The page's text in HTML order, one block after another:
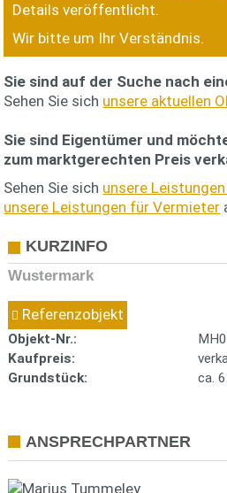
Details veröffentlicht.
Wir bitte um Ihr Verständnis.
Sie sind auf der Suche nach
Sehen Sie sich unsere aktuellen
Sie sind Eigentümer und
zum marktgerechten Preis
Sehen Sie sich unsere
unsere Leistungen für Vermieter
KURZINFO
Wustermark
Referenzobjekt
Objekt-Nr.:
Kaufpreis:
Grundstück:
ca.
ANSPRECHPARTNER